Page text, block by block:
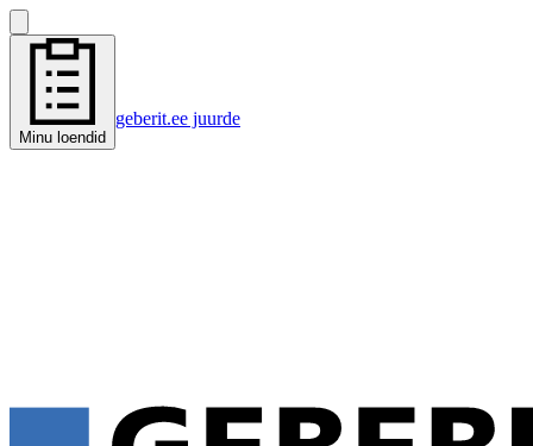
Minu loendid
geberit.ee juurde